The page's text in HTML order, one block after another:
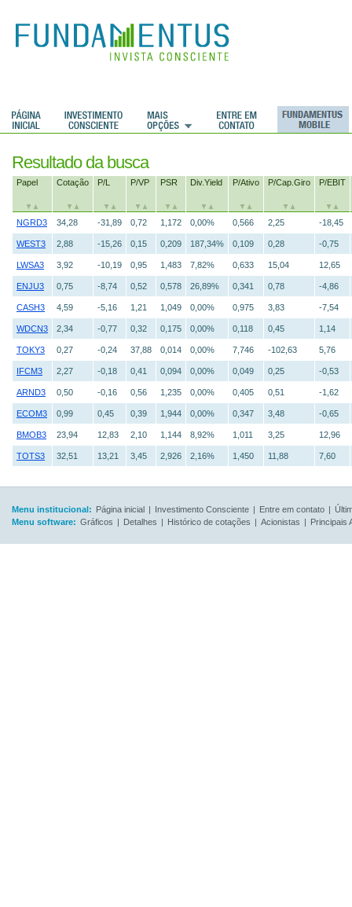
Resultado da busca
Papel Cotação P/L P/VP PSR Div.Yield P/Ativo P/Cap.Giro P/EBIT
NGRD3 34,28 -31,89 0,72 1,172 0,00% 0,566 2,25 -18,45
WEST3 2,88 -15,26 0,15 0,209 187,34% 0,109 0,28 -0,75
LWSA3 3,92 -10,19 0,95 1,483 7,82% 0,633 15,04 12,65
ENJU3 0,75 -8,74 0,52 0,578 26,89% 0,341 0,78 -4,86
CASH3 4,59 -5,16 1,21 1,049 0,00% 0,975 3,83 -7,54
WDCN3 2,34 -0,77 0,32 0,175 0,00% 0,118 0,45 1,14
TOKY3 0,27 -0,24 37,88 0,014 0,00% 7,746 -102,63 5,76
IFCM3 2,27 -0,18 0,41 0,094 0,00% 0,049 0,25 -0,53
ARND3 0,50 -0,16 0,56 1,235 0,00% 0,405 0,51 -1,62
ECOM3 0,99 0,45 0,39 1,944 0,00% 0,347 3,48 -0,65
BMOB3 23,94 12,83 2,10 1,144 8,92% 1,011 3,25 12,96
TOTS3 32,51 13,21 3,45 2,926 2,16% 1,450 11,88 7,60
Menu institucional: Página inicial | Investimento Consciente | Entre em contato |
Menu software: Gráficos | Detalhes | Histórico de cotações | Acionistas | Principais